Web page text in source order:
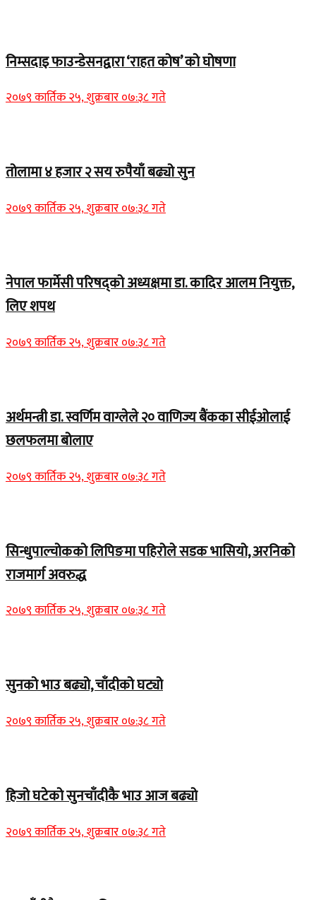
निम्सदाइ फाउन्डेसनद्वारा ‘राहत कोष’ को घोषणा
२०७९ कार्तिक २५, शुक्रबार ०७:३८ गते
तोलामा ४ हजार २ सय रुपैयाँ बढ्यो सुन
२०७९ कार्तिक २५, शुक्रबार ०७:३८ गते
नेपाल फार्मेसी परिषद्को अध्यक्षमा डा. कादिर आलम नियुक्त,
लिए शपथ
२०७९ कार्तिक २५, शुक्रबार ०७:३८ गते
अर्थमन्त्री डा. स्वर्णिम वाग्लेले २० वाणिज्य बैंकका सीईओलाई
छलफलमा बोलाए
२०७९ कार्तिक २५, शुक्रबार ०७:३८ गते
सिन्धुपाल्चोकको लिपिङमा पहिरोले सडक भासियो, अरनिको
राजमार्ग अवरुद्ध
२०७९ कार्तिक २५, शुक्रबार ०७:३८ गते
सुनको भाउ बढ्यो, चाँदीको घट्यो
२०७९ कार्तिक २५, शुक्रबार ०७:३८ गते
हिजो घटेको सुनचाँदीकै भाउ आज बढ्यो
२०७९ कार्तिक २५, शुक्रबार ०७:३८ गते